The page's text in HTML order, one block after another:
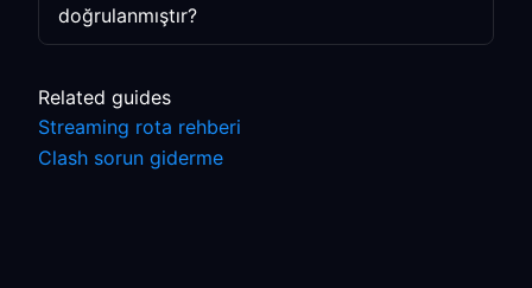
doğrulanmıştır?
Related guides
Streaming rota rehberi
Clash sorun giderme